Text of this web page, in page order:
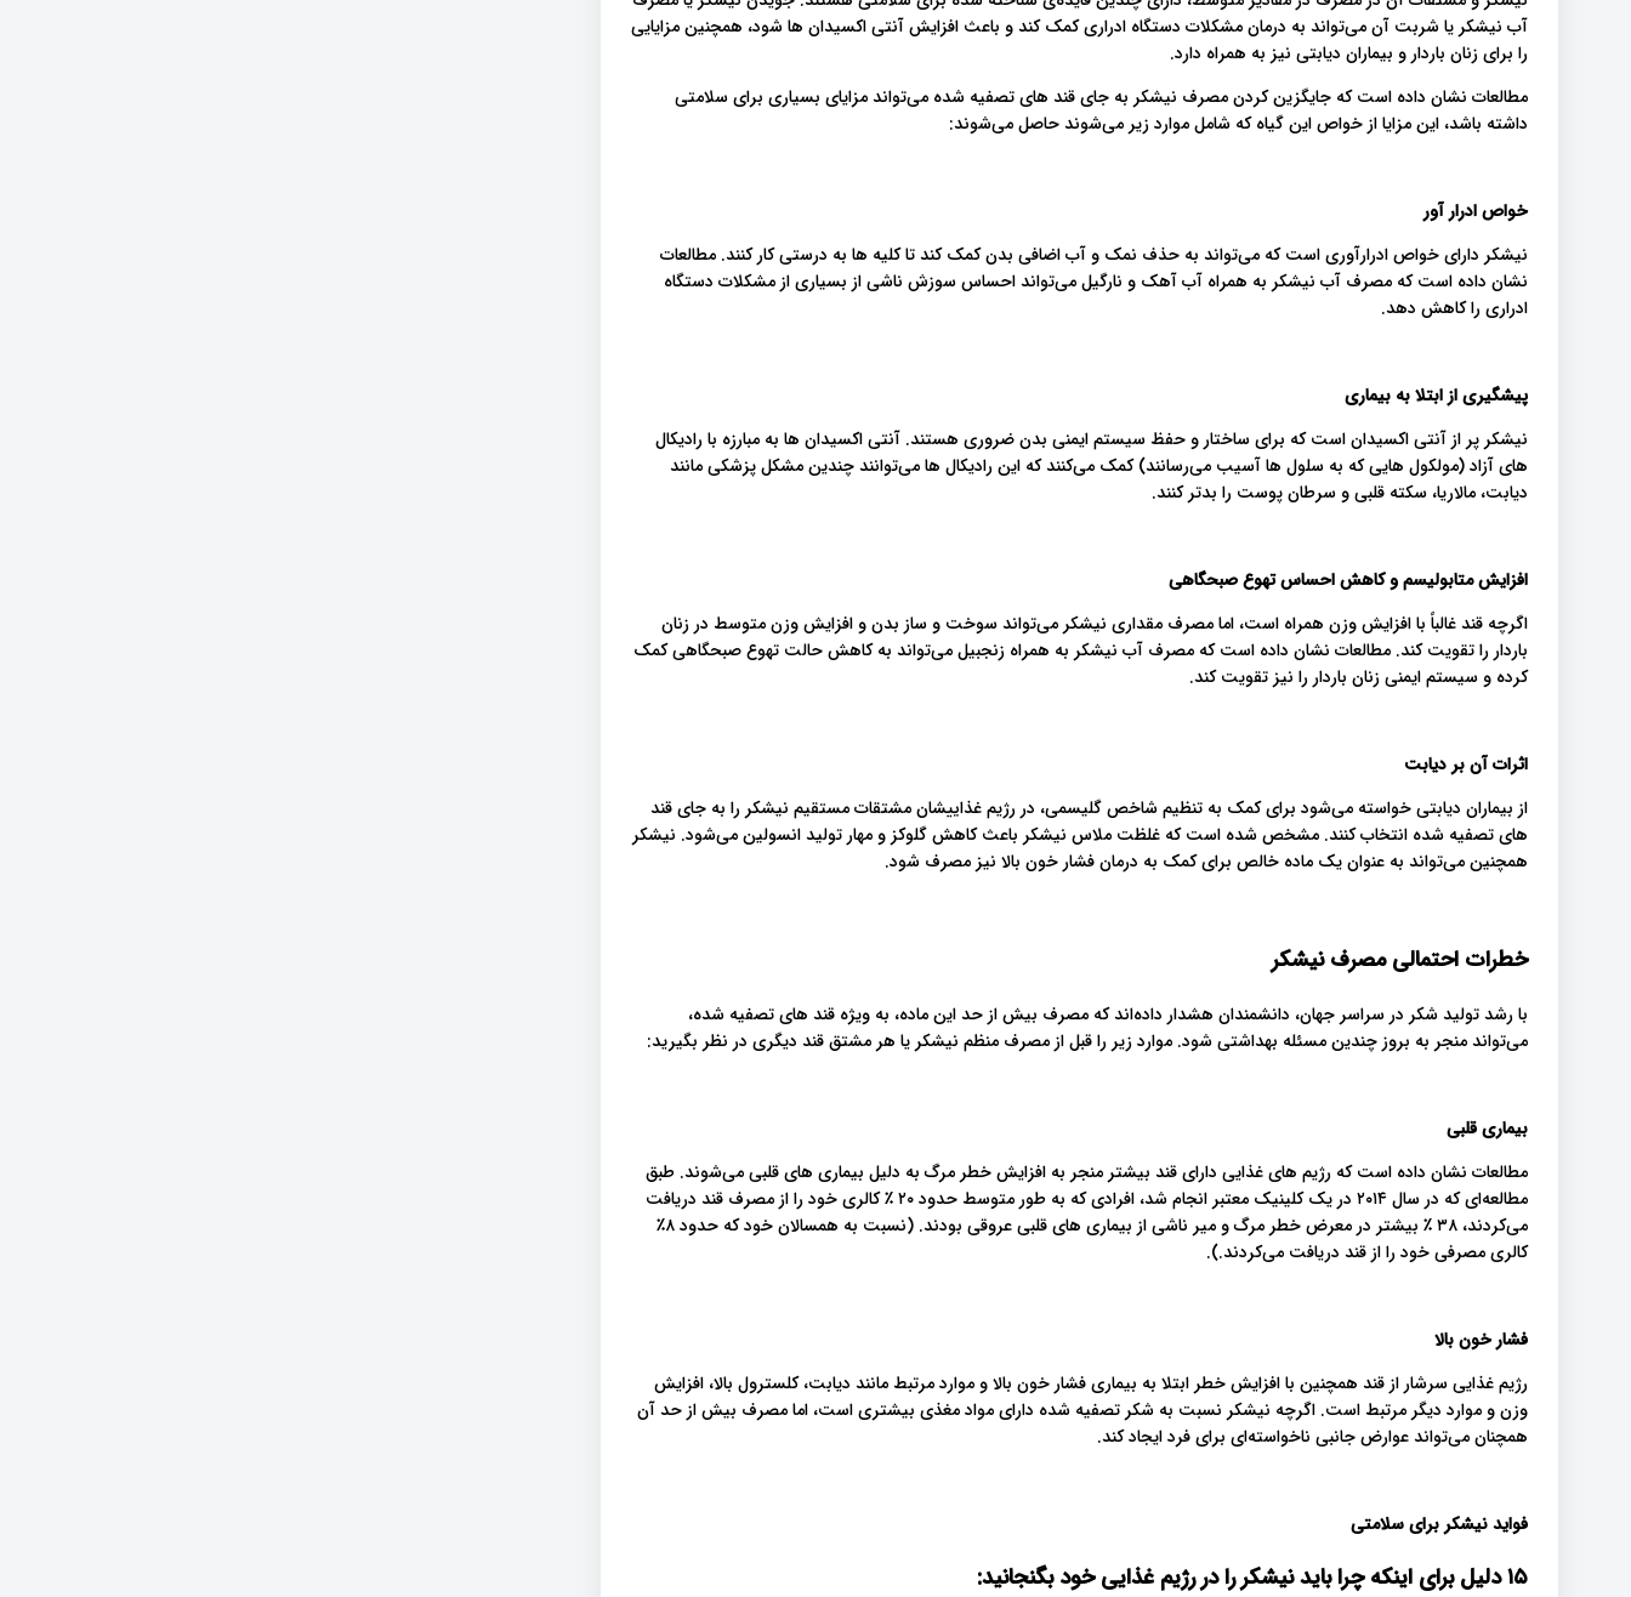
آب نیشکر یا شربت آن می‌تواند به درمان مشکلات دستگاه ادراری کمک کند و باعث افزایش آنتی اکسیدان ها شود، همچنین مزایایی
را برای زنان باردار و بیماران دیابتی نیز به همراه دارد.
مطالعات نشان داده است که جایگزین کردن مصرف نیشکر به جای قند های تصفیه شده می‌تواند مزایای بسیاری برای سلامتی
داشته باشد، این مزایا از خواص این گیاه که شامل موارد زیر می‌شوند حاصل می‌شوند:
خواص ادرار آور
نیشکر دارای خواص ادرارآوری است که می‌تواند به حذف نمک و آب اضافی بدن کمک کند تا کلیه ها به درستی کار کنند. مطالعات
نشان داده است که مصرف آب نیشکر به همراه آب آهک و نارگیل می‌تواند احساس سوزش ناشی از بسیاری از مشکلات دستگاه
ادراری را کاهش دهد.
پیشگیری از ابتلا به بیماری
نیشکر پر از آنتی اکسیدان است که برای ساختار و حفظ سیستم ایمنی بدن ضروری هستند. آنتی اکسیدان ها به مبارزه با رادیکال
های آزاد (مولکول هایی که به سلول ها آسیب می‌رسانند) کمک می‌کنند که این رادیکال ها می‌توانند چندین مشکل پزشکی مانند
دیابت، مالاریا، سکته قلبی و سرطان پوست را بدتر کنند.
افزایش متابولیسم و ​​کاهش احساس تهوع صبحگاهی
اگرچه قند غالباً با افزایش وزن همراه است، اما مصرف مقداری نیشکر می‌تواند سوخت و ساز بدن و افزایش وزن متوسط ​​در زنان
باردار را تقویت کند. مطالعات نشان داده است که مصرف آب نیشکر به همراه زنجبیل می‌تواند به کاهش حالت تهوع صبحگاهی کمک
کرده و سیستم ایمنی زنان باردار را نیز تقویت کند.
اثرات آن بر دیابت
از بیماران دیابتی خواسته می‌شود برای کمک به تنظیم شاخص گلیسمی، در رژیم غذاییشان مشتقات مستقیم نیشکر را به جای قند
های تصفیه شده انتخاب کنند. مشخص شده است که غلظت ملاس نیشکر باعث کاهش گلوکز و مهار تولید انسولین می‌شود. نیشکر
همچنین می‌تواند به عنوان یک ماده خالص برای کمک به درمان فشار خون بالا نیز مصرف شود.
خطرات احتمالی مصرف نیشکر
با رشد تولید شکر در سراسر جهان، دانشمندان هشدار داده‌اند که مصرف بیش از حد این ماده، به ویژه قند های تصفیه شده،
می‌تواند منجر به بروز چندین مسئله بهداشتی شود. موارد زیر را قبل از مصرف منظم نیشکر یا هر مشتق قند دیگری در نظر بگیرید:
بیماری قلبی
مطالعات نشان داده است که رژیم های غذایی دارای قند بیشتر منجر به افزایش خطر مرگ به دلیل بیماری های قلبی می‌شوند. طبق
مطالعه‌ای که در سال ۲۰۱۴ در یک کلینیک معتبر انجام شد، افرادی که به طور متوسط ​​حدود ۲۰ ٪ کالری خود را از مصرف قند دریافت
می‌کردند، ۳۸ ٪ بیشتر در معرض خطر مرگ و میر ناشی از بیماری های قلبی عروقی بودند. (نسبت به همسالان خود که حدود ۸٪
کالری مصرفی خود را از قند دریافت می‌کردند.).
فشار خون بالا
رژیم غذایی سرشار از قند همچنین با افزایش خطر ابتلا به بیماری فشار خون بالا و موارد مرتبط مانند دیابت، کلسترول بالا، افزایش
وزن و موارد دیگر مرتبط است. اگرچه نیشکر نسبت به شکر تصفیه شده دارای مواد مغذی بیشتری است، اما مصرف بیش از حد آن
همچنان می‌تواند عوارض جانبی ناخواسته‌ای برای فرد ایجاد کند.
فواید نیشکر برای سلامتی
۱۵ دلیل برای اینکه چرا باید نیشکر را در رژیم غذایی خود بگنجانید: